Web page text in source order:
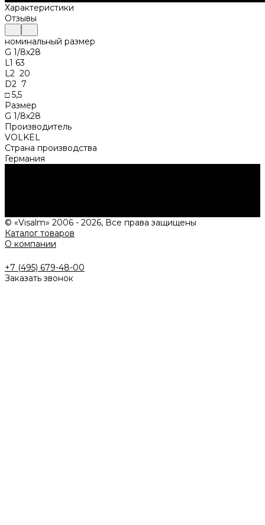
Характеристики
Отзывы
номинальный размер
G 1/8х28
L1 63
L2 20
D2 7
□ 5,5
Размер
G 1/8х28
Производитель
VOLKEL
Страна производства
Германия
© «Visalm» 2006 - 2026, Все права защищены
Каталог товаров
О компании
+7 (495) 679-48-00
Заказать звонок